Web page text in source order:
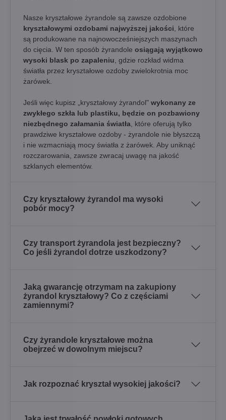
Nasze kryształowe żyrandole są zawsze ozdobione
kryształowymi ozdobami najwyższej jakości , które
są produkowane na najnowocześniejszych maszynach
do cięcia. W ten sposób żyrandole osiągają wyjątkowo
wysoki blask po zapaleniu , gdzie rozkład widma
światła przez kryształowe ozdoby zwielokrotnia moc
żarówek.
Jeśli więc kupisz „kryształowy żyrandol" wykonany ze
zwykłego szkła lub plastiku, będzie on pozbawiony
niezbędnego załamania światła , które oferują tylko
prawdziwe kryształowe ozdoby - żyrandole nie błyszczą
i nie wzmacniają mocy światła z żarówek. Aby uniknąć
rozczarowania, zawsze zwracaj uwagę na jakość
szklanych elementów.
Czy kryształowy żyrandol ma wysoki
pobór mocy?
Czy transport żyrandola jest bezpieczny?
Co jeśli żyrandol dotrze uszkodzony?
Jaką gwarancję otrzymam na zakupiony
żyrandol kryształowy? Co z częściami
zamiennymi?
Czy żyrandole kryształowe można
obejrzeć w dowolnym miejscu?
Jak rozpoznać kryształ wysokiej jakości?